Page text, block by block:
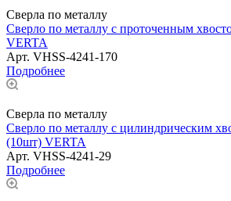
Сверла по металлу
Сверло по металлу с проточенным
VERTA
Арт. VHSS-4241-170
Подробнее
Сверла по металлу
Сверло по металлу с цилиндрическим
(10шт) VERTA
Арт. VHSS-4241-29
Подробнее